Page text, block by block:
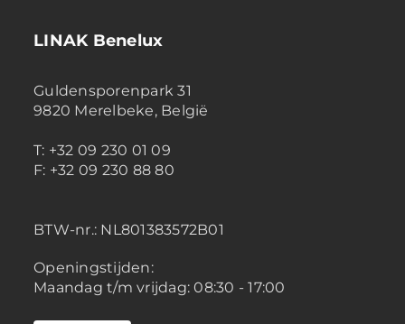
LINAK Benelux
Guldensporenpark 31
9820 Merelbeke, België
T: +32 09 230 01 09
F: +32 09 230 88 80
BTW-nr.: NL801383572B01
Openingstijden:
Maandag t/m vrijdag: 08:30 - 17:00